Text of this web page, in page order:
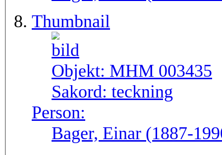
Thumbnail
Objekt: MHM 003435
Sakord: teckning
Person:
Bager, Einar (1887-